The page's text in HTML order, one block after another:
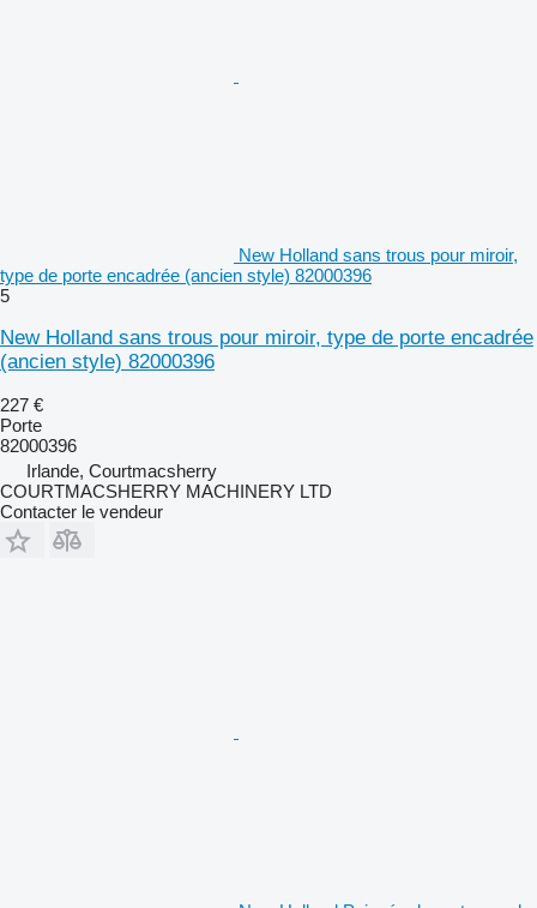
New Holland sans trous pour miroir,
type de porte encadrée (ancien style) 82000396
5
New Holland sans trous pour miroir, type de porte encadrée
(ancien style) 82000396
227 €
Porte
82000396
Irlande, Courtmacsherry
COURTMACSHERRY MACHINERY LTD
Contacter le vendeur